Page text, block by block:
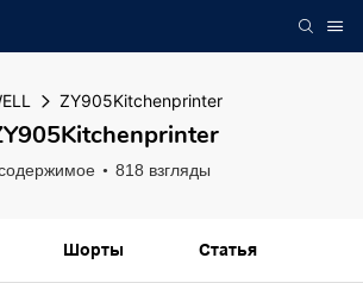
ZY905Kitchenprinter
818 взгляды
Шорты Статья